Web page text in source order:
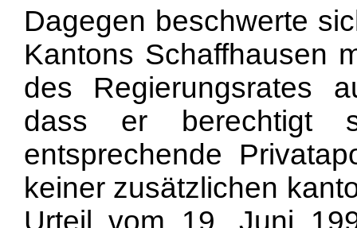
Dagegen beschwerte
Kantons Schaffhausen
des Regierungsrates
dass er berechtigt
entsprechende
keiner zusätzlichen
Urteil vom 19. Juni